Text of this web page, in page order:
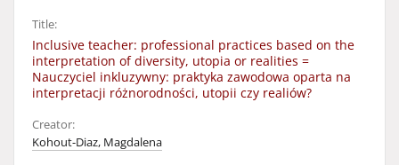
Title:
Inclusive teacher: professional practices based on the
interpretation of diversity, utopia or realities =
Nauczyciel inkluzywny: praktyka zawodowa oparta na
interpretacji różnorodności, utopii czy realiów?
Creator:
Kohout-Diaz, Magdalena